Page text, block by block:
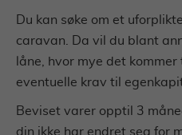
Du kan søke om et
caravan. Da vil du blant
låne, hvor mye det
eventuelle krav til
Beviset varer opptil 3
din ikke har endret seg for